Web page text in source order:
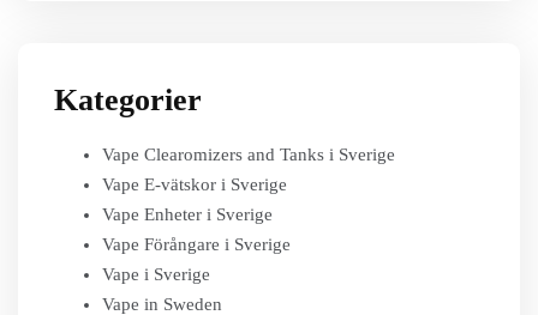
Kategorier
Vape Clearomizers and Tanks i Sverige
Vape E-vätskor i Sverige
Vape Enheter i Sverige
Vape Förångare i Sverige
Vape i Sverige
Vape in Sweden